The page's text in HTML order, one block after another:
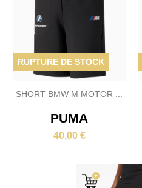
SHORT BMW M MOTOR ...
PUMA
40,00 €
RUPTURE DE STOCK